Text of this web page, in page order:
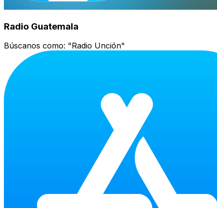
Radio Guatemala
Búscanos como: "Radio Unción"